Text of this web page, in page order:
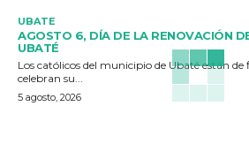
UBATE
AGOSTO 6, DÍA DE LA RENOVACIÓN
UBATÉ
Los católicos del municipio de Ubaté están de
celebran su...
5 agosto, 2026